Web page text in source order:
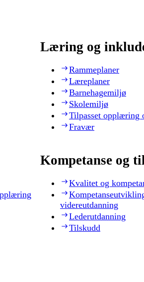
Læring og
Rammeplaner
Læreplaner
Barnehagemiljø
Skolemiljø
Tilpasset opplæring
Fravær
Kompetanse og
Kvalitet og
videreutdanning
Lederutdanning
Tilskudd